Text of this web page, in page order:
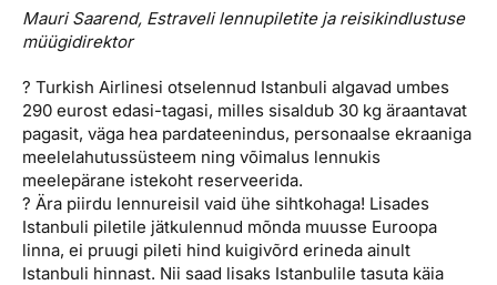
Mauri Saarend, Estraveli lennupiletite ja reisikindlustuse
müügidirektor
? Turkish Airlinesi otselennud Istanbuli algavad umbes
290 eurost edasi-tagasi, milles sisaldub 30 kg äraantavat
pagasit, väga hea pardateenindus, personaalse ekraaniga
meelelahutussüsteem ning võimalus lennukis
meelepärane istekoht reserveerida.
? Ära piirdu lennureisil vaid ühe sihtkohaga! Lisades
Istanbuli piletile jätkulennud mõnda muusse Euroopa
linna, ei pruugi pileti hind kuigivõrd erineda ainult
Istanbuli hinnast. Nii saad lisaks Istanbulile tasuta käia